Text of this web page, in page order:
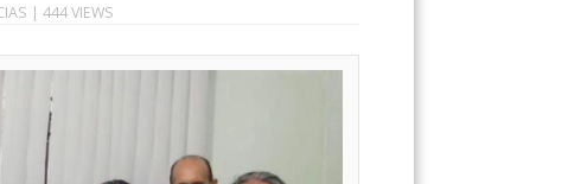
| 444 VIEWS